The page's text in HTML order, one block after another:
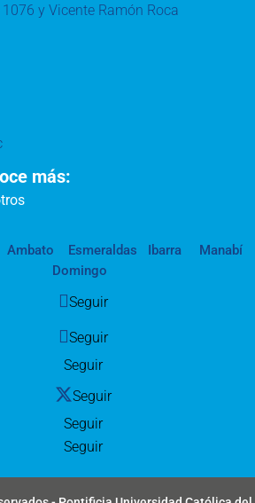
y Vicente Ramón Roca
más:
Ambato Esmeraldas Ibarra
Manabí
Domingo
Seguir
Seguir
Seguir
Seguir
Seguir
Seguir